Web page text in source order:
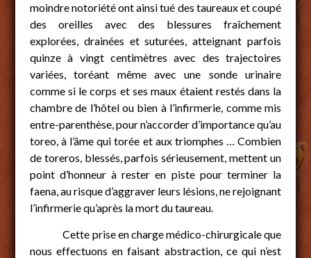
moindre notoriété ont ainsi tué des taureaux et coupé
des oreilles avec des blessures fraîchement
explorées, drainées et suturées, atteignant parfois
quinze à vingt centimètres avec des trajectoires
variées, toréant même avec une sonde urinaire
comme si le corps et ses maux étaient restés dans la
chambre de l’hôtel ou bien à l’infirmerie, comme mis
entre-parenthèse, pour n’accorder d’importance qu’au
toreo, à l’âme qui torée et aux triomphes … Combien
de toreros, blessés, parfois sérieusement, mettent un
point d’honneur à rester en piste pour terminer la
faena, au risque d’aggraver leurs lésions, ne rejoignant
l’infirmerie qu’après la mort du taureau.
Cette prise en charge médico-chirurgicale que
nous effectuons en faisant abstraction, ce qui n’est